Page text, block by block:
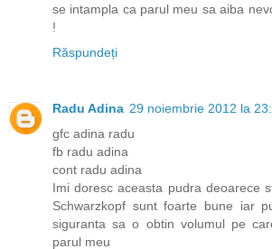
se intampla ca parul meu sa aiba
!
Răspundeți
Radu Adina 29 noiembrie 2012 la
gfc adina radu
fb radu adina
cont radu adina
Imi doresc aceasta pudra deoarece
Schwarzkopf sunt foarte bune iar
siguranta sa o obtin volumul pe
parul meu